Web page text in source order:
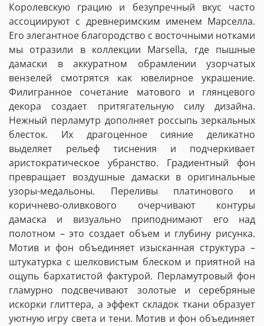
Королевскую грацию и безупречный вкус часто
ассоциируют с древнеримским именем Марселла.
Его элегантное благородство с восточными нотками
мы отразили в коллекции Marsella, где пышные
дамаски в аккуратном обрамлении узорчатых
вензелей смотрятся как ювелирное украшение.
Филигранное сочетание матового и глянцевого
декора создает притягательную силу дизайна.
Нежный перламутр дополняет россыпь зеркальных
блесток. Их драгоценное сияние деликатно
выделяет рельеф тиснения и подчеркивает
аристократическое убранство. Градиентный фон
превращает воздушные дамаски в оригинальные
узоры-медальоны. Переливы платинового и
коричнево-оливкового очерчивают контуры
дамаска и визуально приподнимают его над
полотном – это создает объем и глубину рисунка.
Мотив и фон объединяет изысканная структура –
штукатурка с шелковистым блеском и приятной на
ощупь бархатистой фактурой. Перламутровый фон
гламурно подсвечивают золотые и серебряные
искорки глиттера, а эффект складок ткани образует
уютную игру света и тени. Мотив и фон объединяет